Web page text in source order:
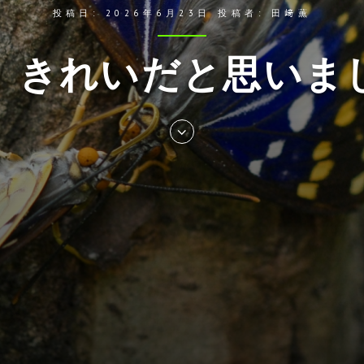
投稿日: 2026年6月23日投稿者: 田﨑薫
きれいだと思いま
Skip
to
entry